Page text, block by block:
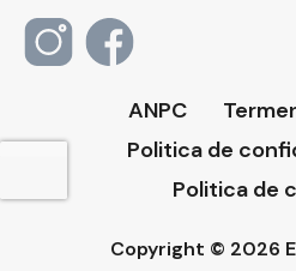
ANPC
Politica de
Politica de
Copyright © 2026